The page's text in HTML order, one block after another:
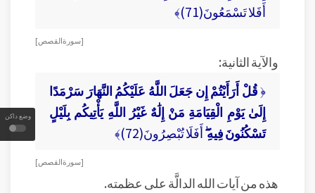
وضع داكن
أَفَلا تَسْمَعُونَ(71)﴾
[ سورة القصص ]
والآية الثانية:
﴿قُلْ أَرَأَيْتُمْ إِن جَعَلَ اللَّهُ عَلَيْكُمُ النَّهَارَ سَرْمَدًا
إِلَىٰ يَوْمِ الْقِيَامَةِ مَنْ إِلَٰهٌ غَيْرُ اللَّهِ يَأْتِيكُم بِلَيْلٍ
تَسْكُنُونَ فِيهِ ۖأَفَلَا تُبْصِرُونَ(72)﴾
[ سورة القصص ]
هذه من آيات الله الدالَّة على عظمته.